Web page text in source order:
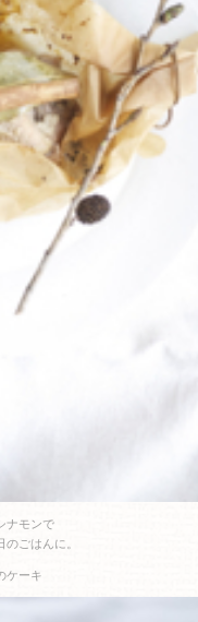
ナモンで
ごはんに。
ケーキ